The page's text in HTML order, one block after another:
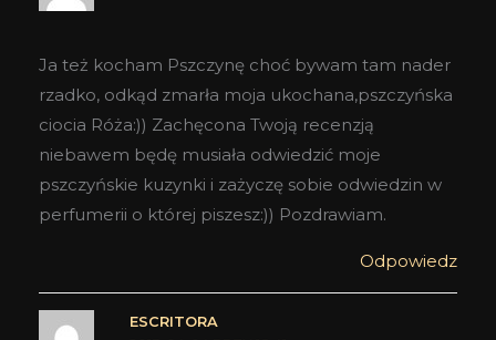
Ja też kocham Pszczynę choć bywam tam nader
rzadko, odkąd zmarła moja ukochana,pszczyńska
ciocia Róża:)) Zachęcona Twoją recenzją
niebawem będę musiała odwiedzić moje
pszczyńskie kuzynki i zażyczę sobie odwiedzin w
perfumerii o której piszesz:)) Pozdrawiam.
Odpowiedz
ESCRITORA